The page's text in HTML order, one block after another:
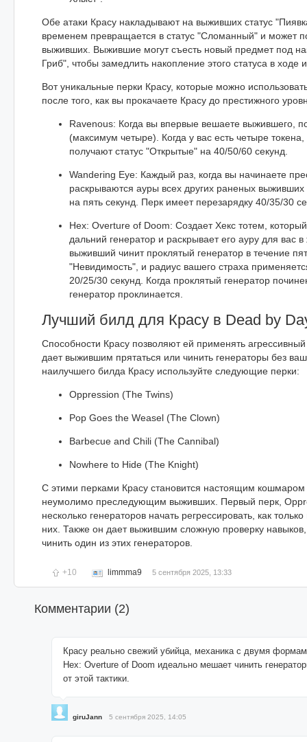
Обе атаки Красу накладывают на выживших статус
временем превращается в статус "Сломанный" и может
выживших. Выжившие могут съесть новый предмет под
Гриб", чтобы замедлить накопление этого статуса в ходе
Вот уникальные перки Красу, которые можно
после того, как вы прокачаете Красу до престижного
Ravenous: Когда вы впервые вешаете выжившего,
(максимум четыре). Когда у вас есть четыре
получают статус "Открытые" на 40/50/60 секунд.
Wandering Eye: Каждый раз, когда вы начинаете
раскрываются ауры всех других раненых
на пять секунд. Перк имеет перезарядку 40/35/30
Hex: Overture of Doom: Создает Хекс тотем,
дальний генератор и раскрывает его ауру для вас
выживший чинит проклятый генератор в течение
"Невидимость", и радиус вашего страха
20/25/30 секунд. Когда проклятый генератор
генератор проклинается.
Лучший билд для Красу в Dead by
Способности Красу позволяют ей применять
дает выжившим прятаться или чинить генераторы без
наилучшего билда Красу используйте следующие перки:
Oppression (The Twins)
Pop Goes the Weasel (The Clown)
Barbecue and Chili (The Cannibal)
Nowhere to Hide (The Knight)
С этими перками Красу становится настоящим кошмаром
неумолимо преследующим выживших. Первый перк,
несколько генераторов начать регрессировать, как
них. Также он дает выжившим сложную проверку
чинить один из этих генераторов.
+10 limmma9 5 сентября 2025, 13:33
Комментарии (2)
Красу реально свежий убийца, механика с двумя
Hex: Overture of Doom идеально мешает чинить
от этой тактики.
giruJann 5 сентября 2025, 14:05